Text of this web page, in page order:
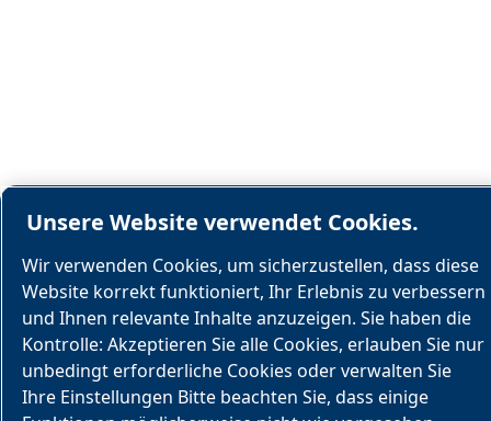
Unsere Website verwendet Cookies.
Wir verwenden Cookies, um sicherzustellen, dass diese
Website korrekt funktioniert, Ihr Erlebnis zu verbessern
und Ihnen relevante Inhalte anzuzeigen. Sie haben die
Kontrolle: Akzeptieren Sie alle Cookies, erlauben Sie nur
unbedingt erforderliche Cookies oder verwalten Sie
Ihre Einstellungen Bitte beachten Sie, dass einige